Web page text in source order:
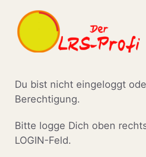
Inhalt
springen
Du bist nicht eingeloggt
Berechtigung.
Bitte logge Dich oben
LOGIN-Feld.